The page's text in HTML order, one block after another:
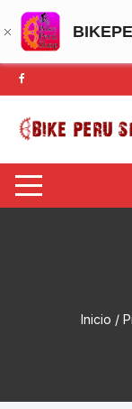
Saltar
al
contenido
Inicio /